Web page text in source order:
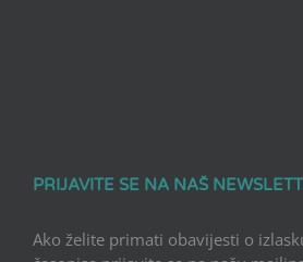
PRIJAVITE SE NA NAŠ
Ako želite primati obavijesti o